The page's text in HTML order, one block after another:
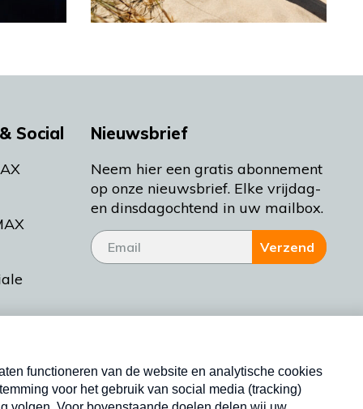
Social Nieuwsbrief
Neem hier een gratis abonnement
op onze nieuwsbrief. Elke vrijdag-
en dinsdagochtend in uw mailbox.
Verzend
Nieuwsbrief